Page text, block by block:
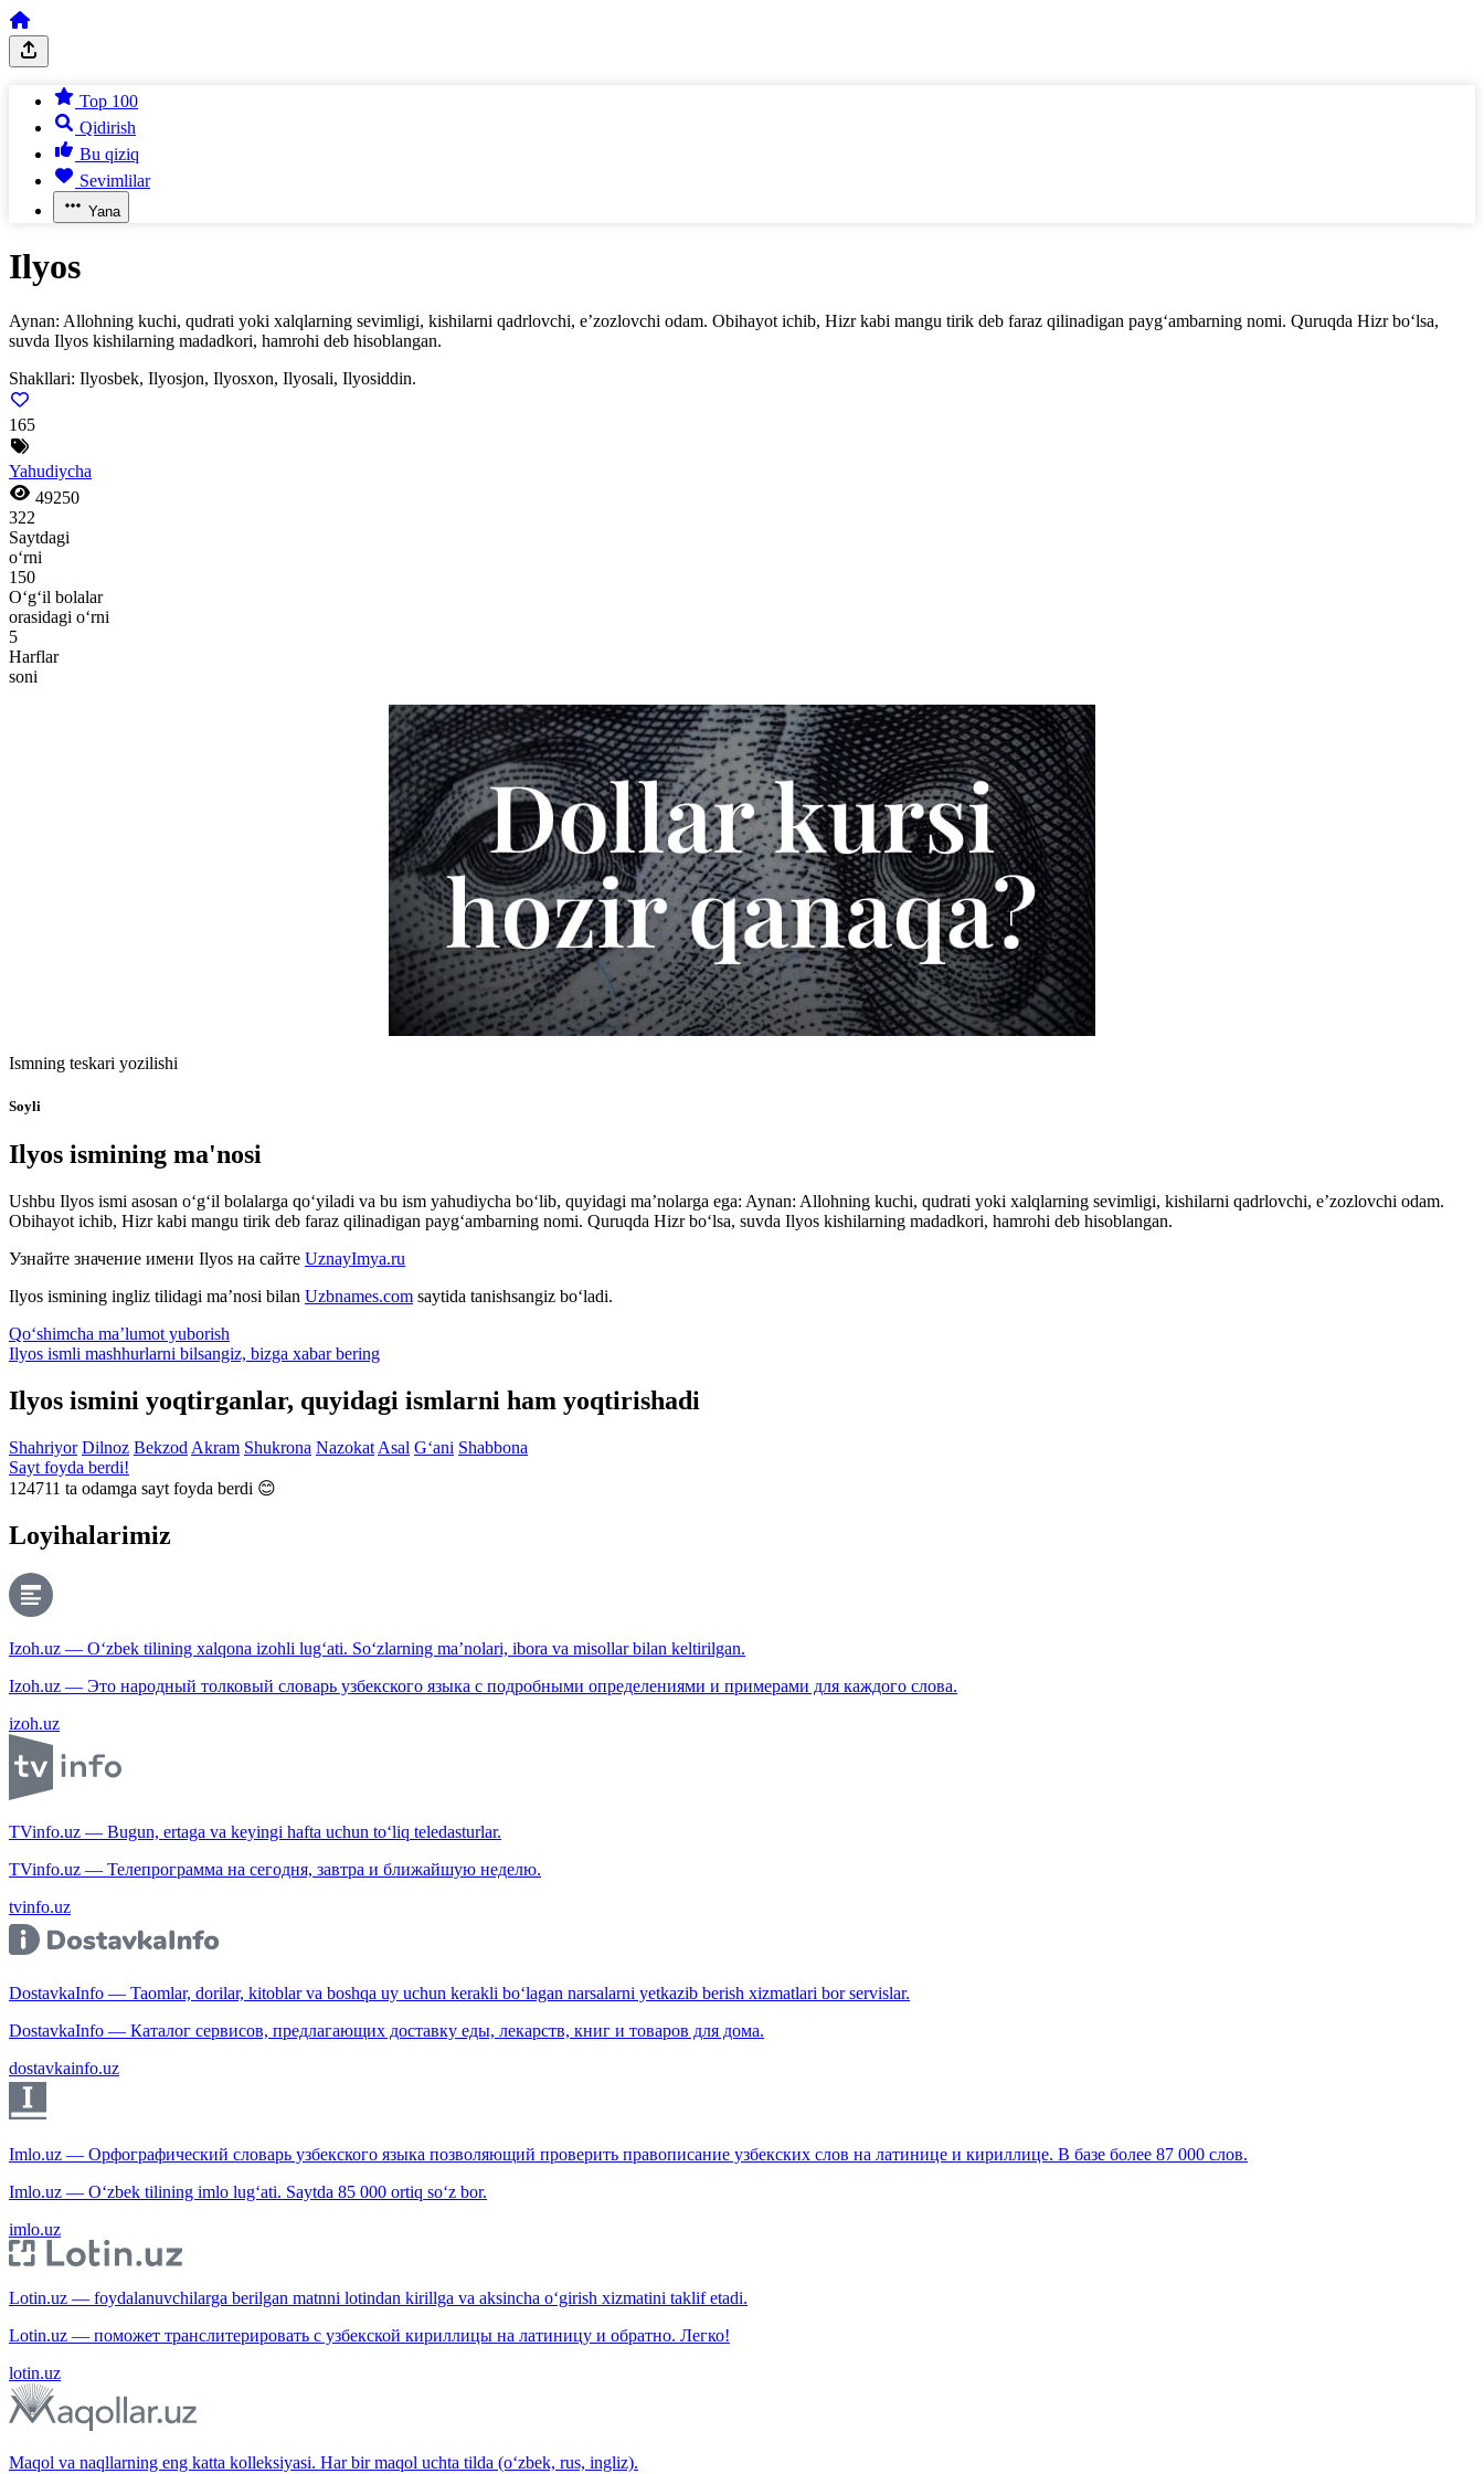
Top 100
Qidirish
Bu qiziq
Sevimlilar
Yana
Ilyos
Aynan: Allohning kuchi, qudrati yoki xalqlarning sevimligi, kishilarni qadrlovchi, e’zozlovchi odam. Obihayot ichib, Hizr kabi mangu tirik deb faraz qilinadigan payg‘ambarning nomi. Quruqda Hizr bo‘lsa,
suvda Ilyos kishilarning madadkori, hamrohi deb hisoblangan.
Shakllari: Ilyosbek, Ilyosjon, Ilyosxon, Ilyosali, Ilyosiddin.
165
Yahudiycha
49250
322
Saytdagi
o‘rni
150
O‘g‘il bolalar
orasidagi o‘rni
5
Harflar
soni
Ismning teskari yozilishi
Soyli
Ilyos ismining ma'nosi
Ushbu Ilyos ismi asosan o‘g‘il bolalarga qo‘yiladi va bu ism yahudiycha bo‘lib, quyidagi ma’nolarga ega: Aynan: Allohning kuchi, qudrati yoki xalqlarning sevimligi, kishilarni qadrlovchi, e’zozlovchi odam.
Obihayot ichib, Hizr kabi mangu tirik deb faraz qilinadigan payg‘ambarning nomi. Quruqda Hizr bo‘lsa, suvda Ilyos kishilarning madadkori, hamrohi deb hisoblangan.
Узнайте значение имени Ilyos на сайте UznayImya.ru
Ilyos ismining ingliz tilidagi ma’nosi bilan Uzbnames.com saytida tanishsangiz bo‘ladi.
Qo‘shimcha ma’lumot yuborish
Ilyos ismli mashhurlarni bilsangiz, bizga xabar bering
Ilyos ismini yoqtirganlar, quyidagi ismlarni ham yoqtirishadi
Shahriyor Dilnoz Bekzod Akram Shukrona Nazokat Asal G‘ani Shabbona
Sayt foyda berdi!
124711 ta odamga sayt foyda berdi 😊
Loyihalarimiz
Izoh.uz — O‘zbek tilining xalqona izohli lug‘ati. So‘zlarning ma’nolari, ibora va misollar bilan keltirilgan.
Izoh.uz — Это народный толковый словарь узбекского языка с подробными определениями и примерами для каждого слова.
izoh.uz
TVinfo.uz — Bugun, ertaga va keyingi hafta uchun to‘liq teledasturlar.
TVinfo.uz — Телепрограмма на сегодня, завтра и ближайшую неделю.
tvinfo.uz
DostavkaInfo — Taomlar, dorilar, kitoblar va boshqa uy uchun kerakli bo‘lagan narsalarni yetkazib berish xizmatlari bor servislar.
DostavkaInfo — Каталог сервисов, предлагающих доставку еды, лекарств, книг и товаров для дома.
dostavkainfo.uz
Imlo.uz — Орфографический словарь узбекского языка позволяющий проверить правописание узбекских слов на латинице и кириллице. В базе более 87 000 слов.
Imlo.uz — O‘zbek tilining imlo lug‘ati. Saytda 85 000 ortiq so‘z bor.
imlo.uz
Lotin.uz — foydalanuvchilarga berilgan matnni lotindan kirillga va aksincha o‘girish xizmatini taklif etadi.
Lotin.uz — поможет транслитерировать с узбекской кириллицы на латиницу и обратно. Легко!
lotin.uz
Maqol va naqllarning eng katta kolleksiyasi. Har bir maqol uchta tilda (o‘zbek, rus, ingliz).